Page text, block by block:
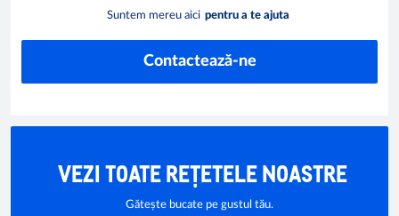
Suntem mereu aici pentru a te ajuta
Contactează-ne
VEZI TOATE REȚETELE NOASTRE
Gătește bucate pe gustul tău.